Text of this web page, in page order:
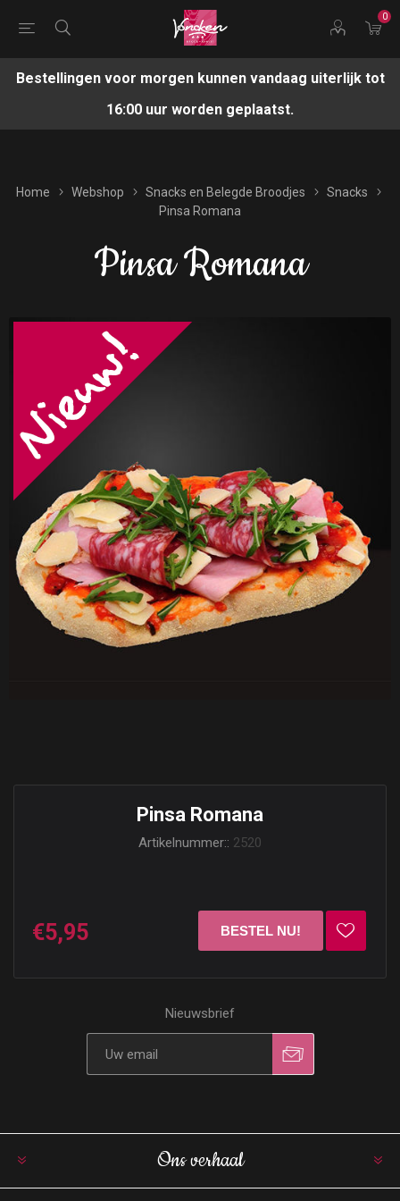
0
Bestellingen voor morgen kunnen vandaag uiterlijk tot
16:00 uur worden geplaatst.
Home Webshop Snacks en Belegde Broodjes
Snacks
Pinsa Romana
Pinsa Romana
Pinsa Romana
Artikelnummer:: 2520
€5,95
Nieuwsbrief
Ons verhaal